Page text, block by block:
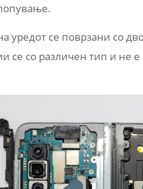
уредот се поврзани со
се со различен тип и не